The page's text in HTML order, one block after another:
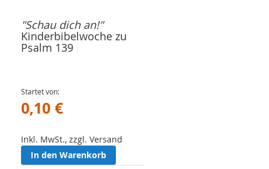
"Schau dich an!"
Kinderbibelwoche zu
Psalm 139
Startet von
0,10 €
Inkl. MwSt., zzgl. Versand
In den Warenkorb